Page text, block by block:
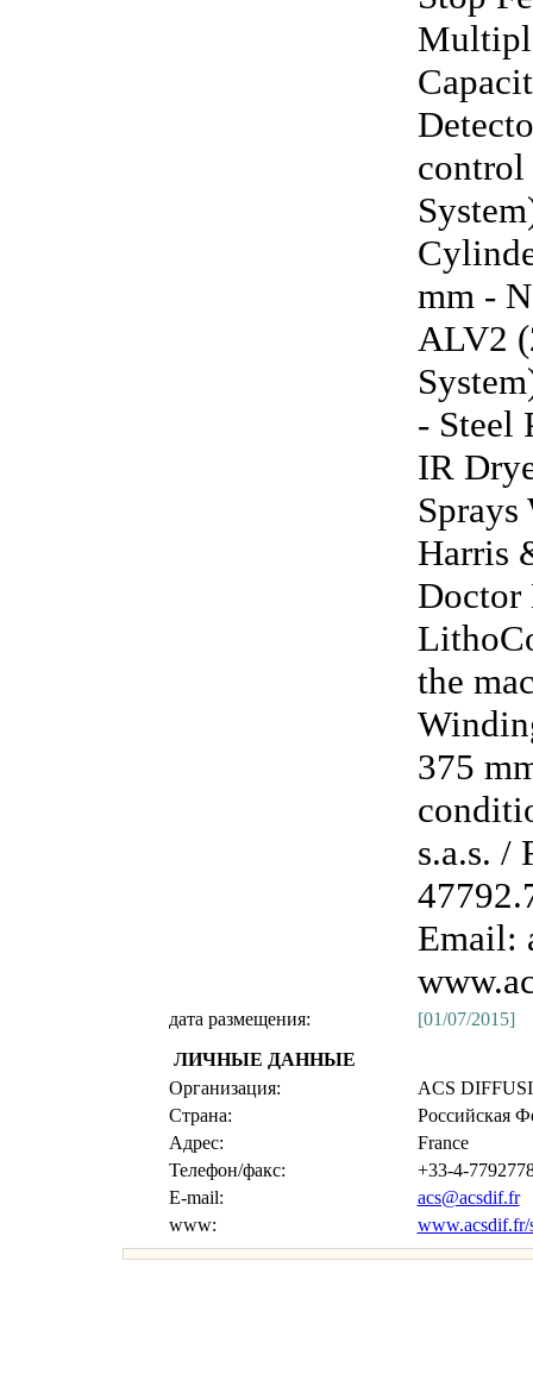
mm -
ALV2
- Steel
IR
Harris
Doctor
the
375
s.a.s. /
Email:
дата размещения:
[01/07/2015]
ЛИЧНЫЕ ДАННЫЕ
Организация:
ACS
Страна:
Российская
Адрес:
France
Телефон/факс:
+33-4-
E-mail:
acs@acsdif.fr
www:
www.acsdif.fr/